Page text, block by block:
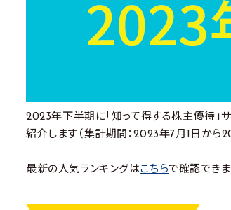
2023年下半期に「知って得する株主優待」
紹介します（集計期間：2023年7月1日から
最新の人気ランキングはこちら で確認できま